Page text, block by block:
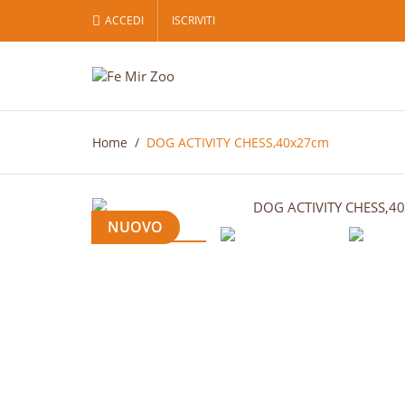
ACCEDI ISCRIVITI
Home DOG ACTIVITY CHESS,40x27cm
NUOVO